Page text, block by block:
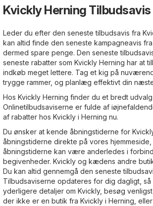
Kvickly Herning Tilbudsavis
Leder du efter den seneste tilbudsavis fra
kan altid finde den seneste kampagneavis
dermed spare penge. Den seneste
seneste rabatter som Kvickly Herning har at
indkøb meget lettere. Tag et kig på
trygge rammer, og planlæg effektivt din
Hos Kvickly Herning finder du et bredt
Onlinetilbudsaviserne er fulde af
af rabatter hos Kvickly i Herning nu.
Du ønsker at kende åbningstiderne for
åbningstiderne direkte på vores hjemmeside,
åbningstiderne kan være anderledes i
begivenheder. Kvickly og kædens andre
Du kan altid gennemgå den seneste
Tilbudsaviserne opdateres for dig dagligt,
yderligere detaljer om Kvickly, besøg
der ikke er en butik fra Kvickly i Herning,